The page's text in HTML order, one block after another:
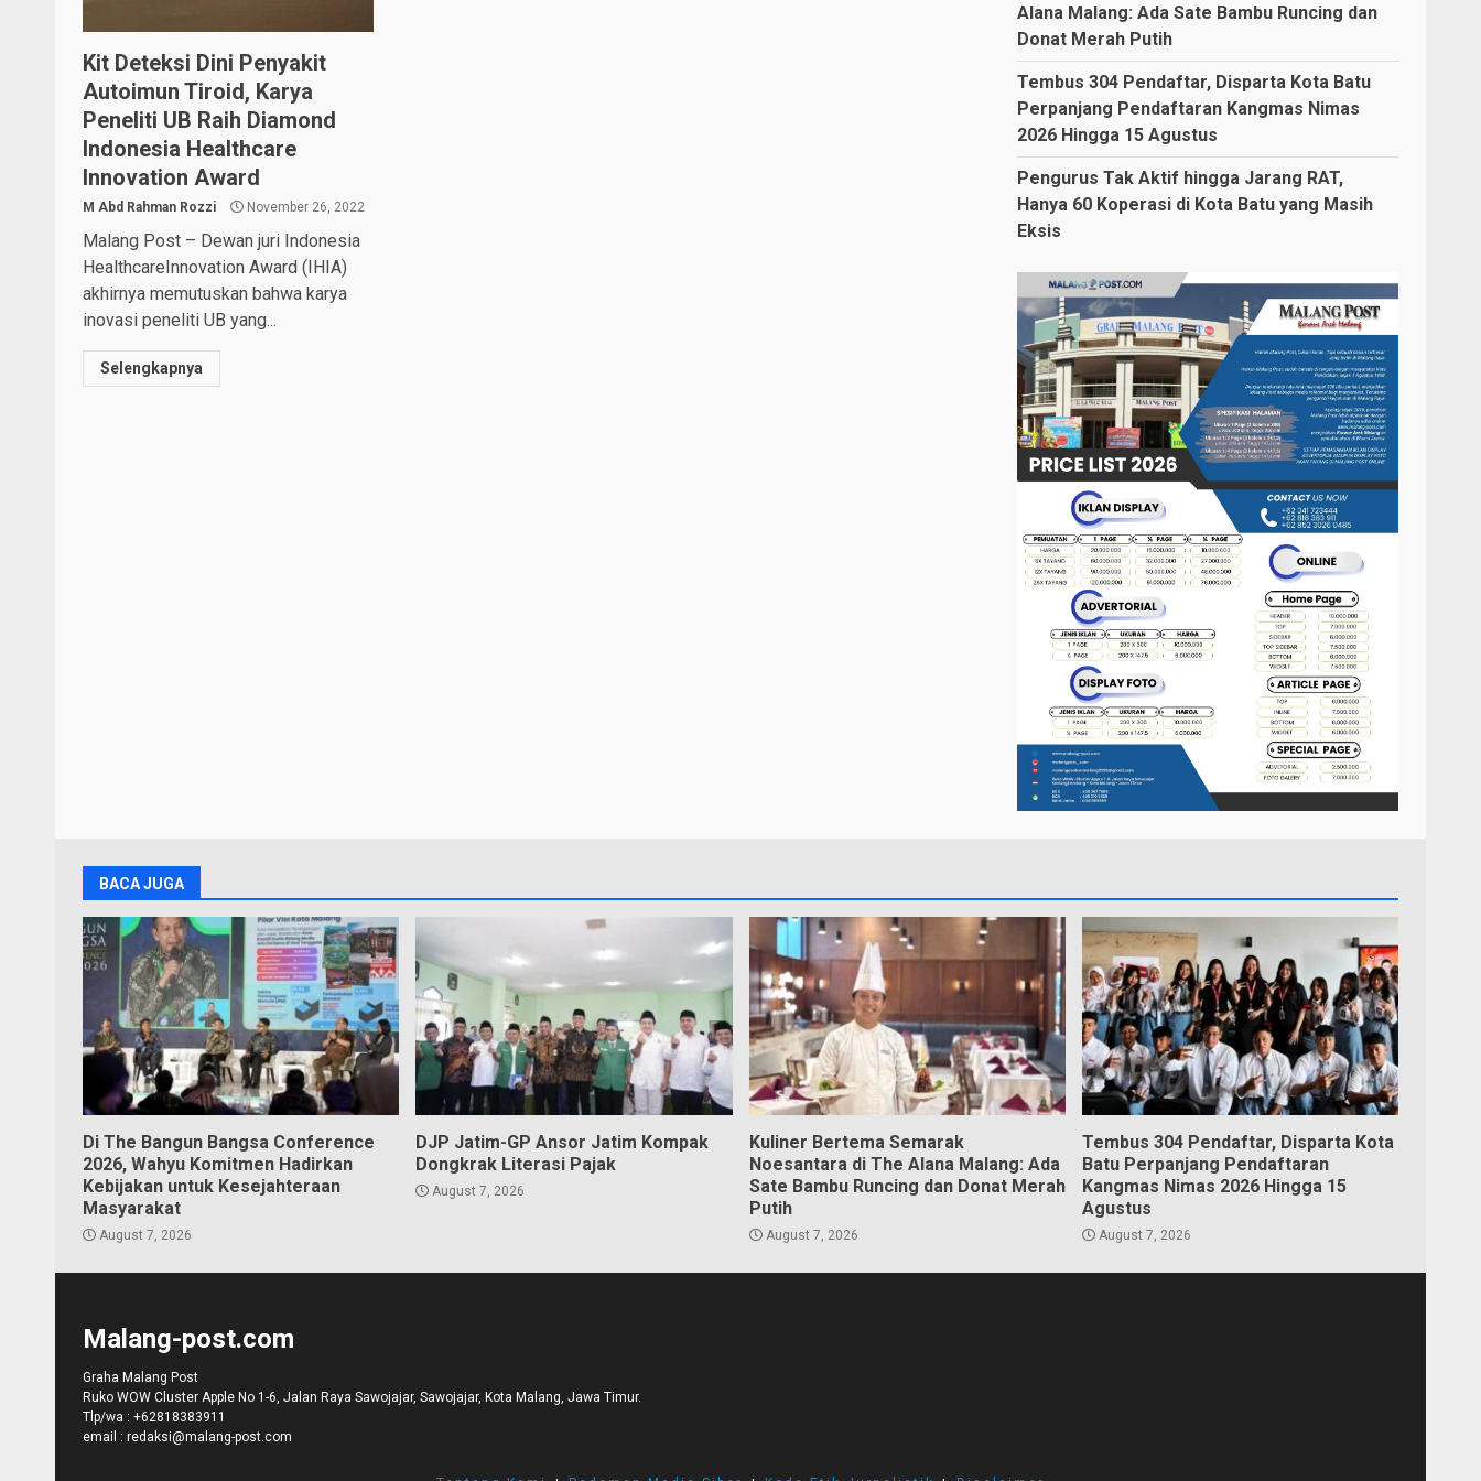
Kit Deteksi Dini Penyakit
Autoimun Tiroid, Karya
Peneliti UB Raih Diamond
Indonesia Healthcare
Innovation Award
M Abd Rahman Rozzi November 26, 2022
Malang Post – Dewan juri Indonesia
HealthcareInnovation Award (IHIA)
akhirnya memutuskan bahwa karya
inovasi peneliti UB yang...
Selengkapnya
Alana Malang: Ada Sate Bambu Runcing dan
Donat Merah Putih
Tembus 304 Pendaftar, Disparta Kota Batu
Perpanjang Pendaftaran Kangmas Nimas
2026 Hingga 15 Agustus
Pengurus Tak Aktif hingga Jarang RAT,
Hanya 60 Koperasi di Kota Batu yang Masih
Eksis
BACA JUGA
Di The Bangun Bangsa Conference
2026, Wahyu Komitmen Hadirkan
Kebijakan untuk Kesejahteraan
Masyarakat
August 7, 2026
DJP Jatim-GP Ansor Jatim Kompak
Dongkrak Literasi Pajak
August 7, 2026
Kuliner Bertema Semarak
Noesantara di The Alana Malang: Ada
Sate Bambu Runcing dan Donat Merah
Putih
August 7, 2026
Tembus 304 Pendaftar, Disparta Kota
Batu Perpanjang Pendaftaran
Kangmas Nimas 2026 Hingga 15
Agustus
August 7, 2026
Malang-post.com
Graha Malang Post
Ruko WOW Cluster Apple No 1-6, Jalan Raya Sawojajar, Sawojajar, Kota Malang, Jawa Timur.
Tlp/wa : +62818383911
email : redaksi@malang-post.com